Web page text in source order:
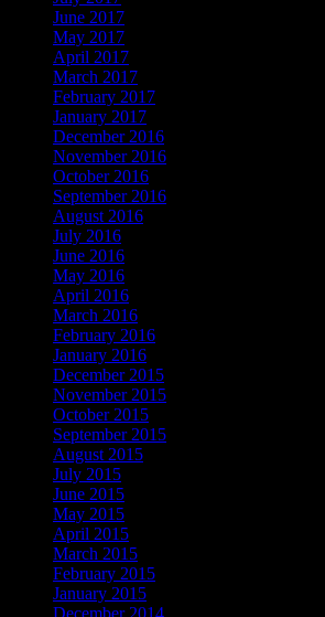
June 2017
May 2017
April 2017
March 2017
February 2017
January 2017
December 2016
November 2016
October 2016
September 2016
August 2016
July 2016
June 2016
May 2016
April 2016
March 2016
February 2016
January 2016
December 2015
November 2015
October 2015
September 2015
August 2015
July 2015
June 2015
May 2015
April 2015
March 2015
February 2015
January 2015
December 2014